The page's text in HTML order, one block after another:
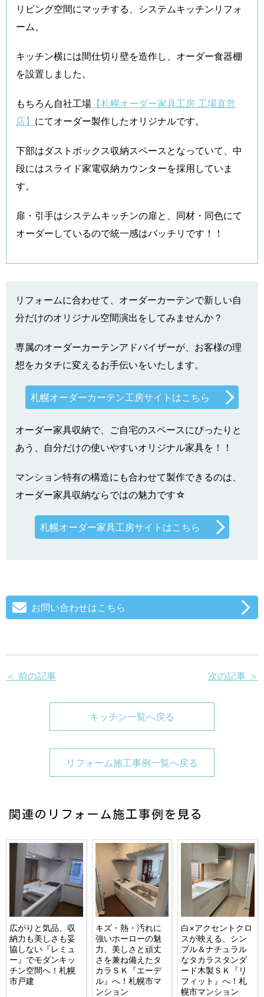
リビング空間にマッチする、システムキッチンリフォ
ーム。
キッチン横には間仕切り壁を造作し、オーダー食器棚
を設置しました。
もちろん自社工場 【札幌オーダー家具工房 工場直営
店】 にてオーダー製作したオリジナルです。
下部はダストボックス収納スペースとなっていて、中
段にはスライド家電収納カウンターを採用していま
す。
扉・引手はシステムキッチンの扉と、同材・同色にて
オーダーしているので統一感はバッチリです！！
リフォームに合わせて、オーダーカーテンで新しい自
分だけのオリジナル空間演出をしてみませんか？
専属のオーダーカーテンアドバイザーが、お客様の理
想をカタチに変えるお手伝いをいたします。
札幌オーダーカーテン工房サイトはこちら
オーダー家具収納で、ご自宅のスペースにぴったりと
あう、自分だけの使いやすいオリジナル家具を！！
マンション特有の構造にも合わせて製作できるのは、
オーダー家具収納ならではの魅力です☆
札幌オーダー家具工房サイトはこちら
お問い合わせはこちら
＜ 前の記事 次の記事 ＞
キッチン一覧へ戻る
リフォーム施工事例一覧へ戻る
関連のリフォーム施工事例を見る
広がりと気品、収
納力も美しさも妥
協しない『レミュ
ー』でモダンキッ
チン空間へ！札幌
市戸建
キズ・熱・汚れに
強いホーローの魅
力、美しさと頑丈
さを兼ね備えたタ
カラＳＫ『エーデ
ル』へ！札幌市マ
ンション
白×アクセントクロ
スが映える、シン
プル＆ナチュラル
なタカラスタンダ
ード木製ＳＫ『リ
フィット』へ！札
幌市マンション